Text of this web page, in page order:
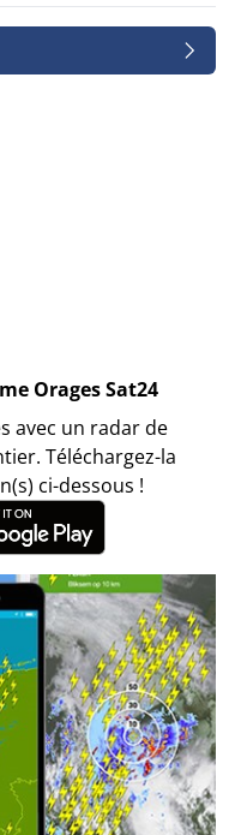
Orages Sat24
avec un radar de
Téléchargez-la
ci-dessous !